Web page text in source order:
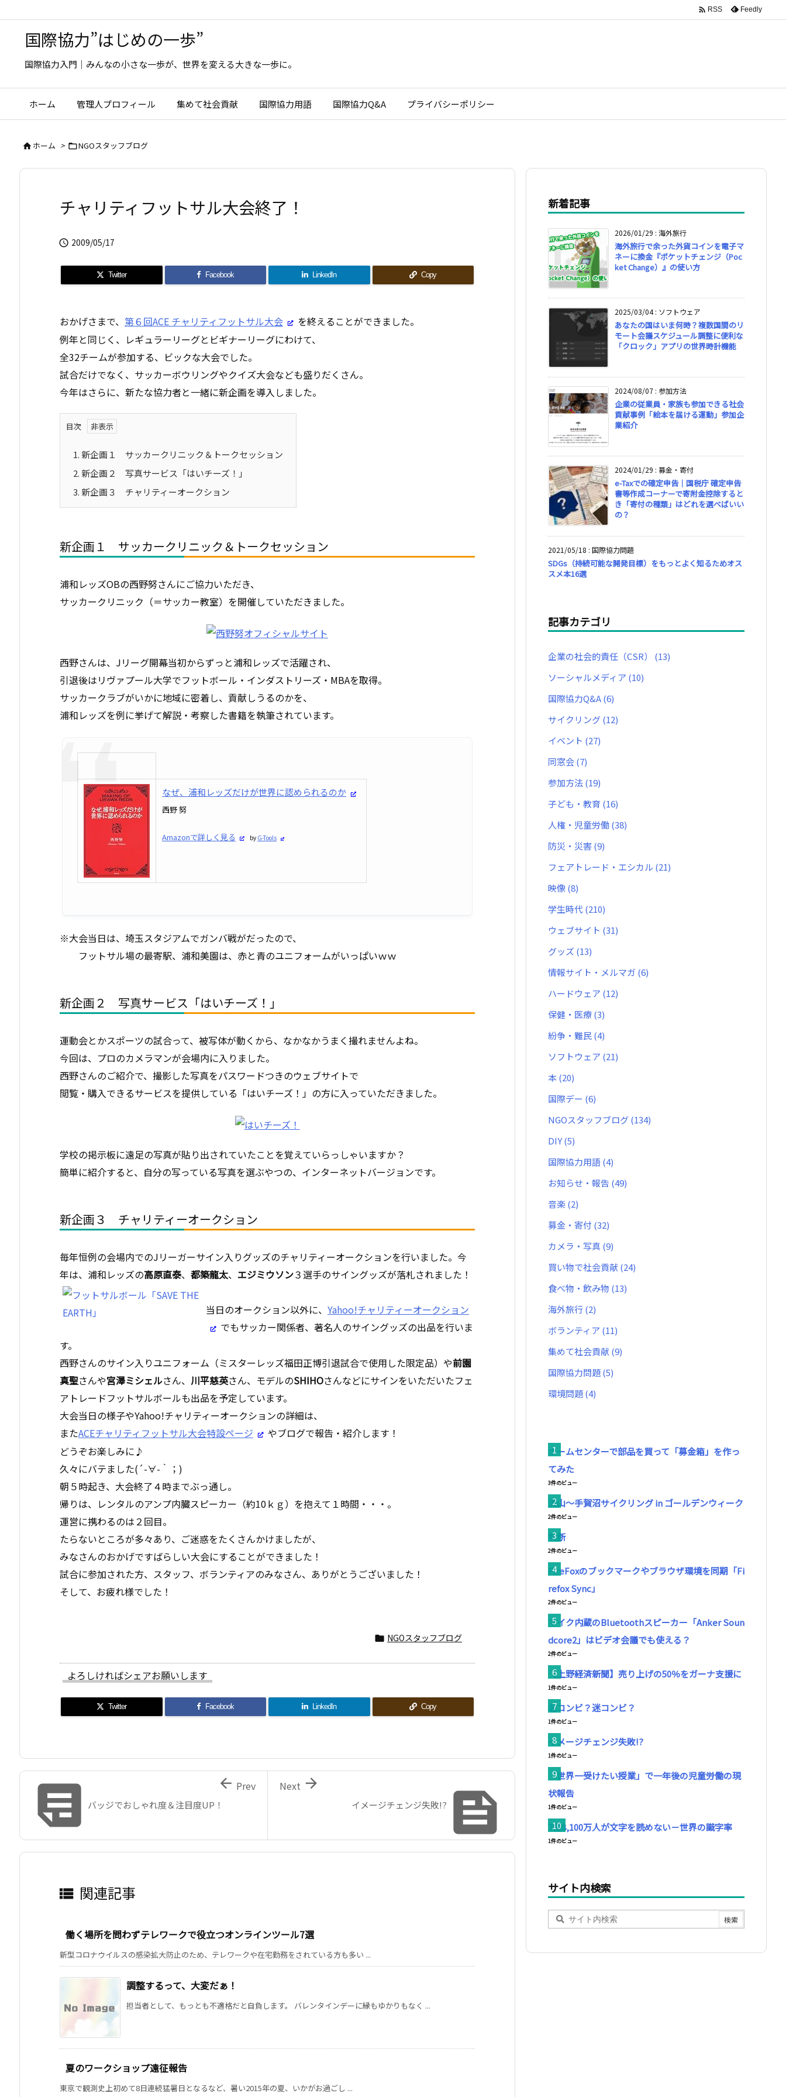
国際協力”はじめの一歩”
国際協力入門｜みんなの小さな一歩が、世界を変える大きな一歩に。
ホーム 管理人プロフィール 集めて社会貢献 国際協力用語 国際協力Q&A プライバシーポリシー
 RSS Feedly
ホーム > NGOスタッフブログ
チャリティフットサル大会終了！
 2009/05/17
Twitter Facebook LinkedIn Copy
おかげさまで、 第６回ACE チャリティフットサル大会
を終えることができました。
例年と同じく、レギュラーリーグとビギナーリーグにわけて、
全32チームが参加する、ビックな大会でした。
試合だけでなく、サッカーボウリングやクイズ大会なども盛りだくさん。
今年はさらに、新たな協力者と一緒に新企画を導入しました。
目次
1. 新企画１ サッカークリニック＆トークセッション
2. 新企画２ 写真サービス「はいチーズ！」
3. 新企画３ チャリティーオークション
新企画１ サッカークリニック＆トークセッション
浦和レッズOBの西野努さんにご協力いただき、
サッカークリニック（＝サッカー教室）を開催していただきました。
西野さんは、Jリーグ開幕当初からずっと浦和レッズで活躍され、
引退後はリヴァプール大学でフットボール・インダストリーズ・MBAを取得。
サッカークラブがいかに地域に密着し、貢献しうるのかを、
浦和レッズを例に挙げて解説・考察した書籍を執筆されています。
なぜ、浦和レッズだけが世界に認められるのか
西野 努
Amazonで詳しく見る by G-Tools
※大会当日は、埼玉スタジアムでガンバ戦がだったので、
フットサル場の最寄駅、浦和美園は、赤と青のユニフォームがいっぱいｗｗ
新企画２ 写真サービス「はいチーズ！」
運動会とかスポーツの試合って、被写体が動くから、なかなかうまく撮れませんよね。
今回は、プロのカメラマンが会場内に入りました。
西野さんのご紹介で、撮影した写真をパスワードつきのウェブサイトで
閲覧・購入できるサービスを提供している「はいチーズ！」の方に入っていただきました。
学校の掲示板に遠足の写真が貼り出されていたことを覚えていらっしゃいますか？
簡単に紹介すると、自分の写っている写真を選ぶやつの、インターネットバージョンです。
新企画３ チャリティーオークション
毎年恒例の会場内でのJリーガーサイン入りグッズのチャリティーオークションを行いました。今
年は、浦和レッズの高原直泰、 都築龍太、 エジミウソン３選手のサイングッズが落札されました！
当日のオークション以外に、 Yahoo!チャリティーオークション
でもサッカー関係者、著名人のサイングッズの出品を行いま
す。
西野さんのサイン入りユニフォーム（ミスターレッズ福田正博引退試合で使用した限定品）や前園
真聖さんや宮澤ミシェルさん、 川平慈英さん、モデルのSHIHOさんなどにサインをいただいたフェ
アトレードフットサルボールも出品を予定しています。
大会当日の様子やYahoo!チャリティーオークションの詳細は、
またACEチャリティフットサル大会特設ページ
やブログで報告・紹介します！
どうぞお楽しみに♪
久々にバテました(´-∀-｀；)
朝５時起き、大会終了４時までぶっ通し。
帰りは、レンタルのアンプ内臓スピーカー（約10ｋｇ）を抱えて１時間・・・。
運営に携わるのは２回目。
たらないところが多々あり、ご迷惑をたくさんかけましたが、
みなさんのおかげですばらしい大会にすることができました！
試合に参加された方、スタッフ、ボランティアのみなさん、ありがとうございました！
そして、お疲れ様でした！
 NGOスタッフブログ
よろしければシェアお願いします
Twitter Facebook LinkedIn Copy

イメージチェンジ失敗!?

Next
バッジでおしゃれ度＆注目度UP！
 Prev
 関連記事
働く場所を問わずテレワークで役立つオンラインツール7選
新型コロナウイルスの感染拡大防止のため、テレワークや在宅勤務をされている方も多い ...
調整するって、大変だぁ！
担当者として、もっとも不適格だと自負します。 バレンタインデーに縁もゆかりもなく ...
夏のワークショップ遠征報告
東京で観測史上初めて8日連続猛暑日となるなど、暑い2015年の夏、いかがお過ごし ...
新着記事
2026/01/29 : 海外旅行
海外旅行で余った外貨コインを電子マ
ネーに換金『ポケットチェンジ（Poc
ket Change）』の使い方
2025/03/04: ソフトウェア
あなたの国はいま何時？複数国間のリ
モート会議スケジュール調整に便利な
「クロック」アプリの世界時計機能
2024/08/07 : 参加方法
企業の従業員・家族も参加できる社会
貢献事例「絵本を届ける運動」参加企
業紹介
2024/01/29 : 募金・寄付
e-Taxでの確定申告｜国税庁 確定申告
書等作成コーナーで寄附金控除すると
き「寄付の種類」はどれを選べばいい
の？
2021/05/18 : 国際協力問題
SDGs（持続可能な開発目標）をもっとよく知るためオス
スメ本16選
記事カテゴリ
企業の社会的責任（CSR） (13)
ソーシャルメディア (10)
国際協力Q&A(6)
サイクリング(12)
イベント (27)
同窓会(7)
参加方法(19)
子ども・教育 (16)
人権・児童労働(38)
防災・災害(9)
フェアトレード・エシカル (21)
映像(8)
学生時代(210)
ウェブサイト (31)
グッズ (13)
情報サイト・メルマガ (6)
ハードウェア (12)
保健・医療(3)
紛争・難民(4)
ソフトウェア (21)
本(20)
国際デー (6)
NGOスタッフブログ(134)
DIY(5)
国際協力用語(4)
お知らせ・報告 (49)
音楽(2)
募金・寄付 (32)
カメラ・写真(9)
買い物で社会貢献 (24)
食べ物・飲み物 (13)
海外旅行(2)
ボランティア (11)
集めて社会貢献 (9)
国際協力問題(5)
環境問題(4)
ホームセンターで部品を買って「募金箱」を作っ
てみた
3件のビュー
流山～手賀沼サイクリング in ゴールデンウィーク
2件のビュー
判断
2件のビュー
FireFoxのブックマークやブラウザ環境を同期「Fi
refox Sync」
2件のビュー
マイク内蔵のBluetoothスピーカー「Anker Soun
dcore2」はビデオ会議でも使える？
2件のビュー
【上野経済新聞】売り上げの50％をガーナ支援に
1件のビュー
名コンビ？迷コンビ？
1件のビュー
イメージチェンジ失敗!?
1件のビュー
「世界一受けたい授業」で一年後の児童労働の現
状報告
1件のビュー
7億8,100万人が文字を読めない－世界の識字率
1件のビュー
サイト内検索